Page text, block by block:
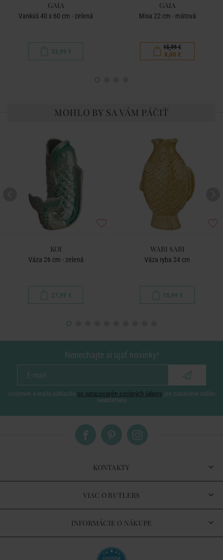
GAIA
Vankúš 40 x 60 cm - zelená
33,99 €
GAIA
Misa 22 cm - mätová
15,99 €
8,00 €
MOHLO BY SA VÁM PÁČIŤ
KOI
Váza 26 cm - zelená
27,99 €
WABI SABI
Váza ryba 24 cm
15,99 €
Nenechajte si ujsť novinky!
vložením e-mailu súhlasíte so spracovaním osobných údajov pre zasielanie nášho
newsletteru
KONTAKTY
VIAC O BUTLERS
INFORMÁCIE O NÁKUPE